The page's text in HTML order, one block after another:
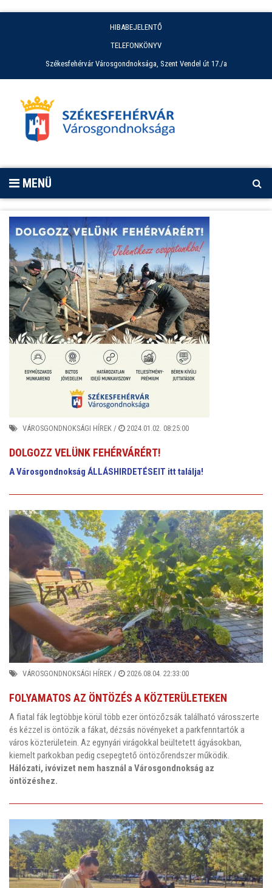
HIBABEJELENTŐ
TELEFONKÖNYV
Székesfehérvár Városgondnoksága, Szent Vendel út 17./a
Székesfehérvár
Városgondnoksága
MENÜ
Hírek
VÁROSGONDNOKSÁGI HÍREK / 2024.01.02. 08:25:00
DOLGOZZ VELÜNK FEHÉRVÁRÉRT!
A Városgondnokság ÁLLÁSHIRDETÉSEIT itt találja!
VÁROSGONDNOKSÁGI HÍREK / 2026.08.04. 22:33:00
FOLYAMATOS AZ ÖNTÖZÉS A KÖZTERÜLETEKEN
A fiatal fák legtöbbje körül több ezer öntözőzsák található városszerte
és kézzel is öntözik a fákat, dézsás növényeket a parkfenntartók a
város közterületein. Az egynyári virágokkal beültetett ágyásokban,
kiemelt parkokban pedig csepegtető öntözőrendszer működik.
Hálózati, ivóvizet nem használ a Városgondnokság az
öntözéshez.